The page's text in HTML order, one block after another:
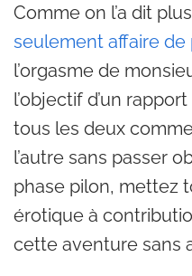
Comme on l’a dit
seulement affaire
l’orgasme de
l’objectif d’un
tous les deux
l’autre sans passer
phase pilon, mettez
érotique à
cette aventure sans